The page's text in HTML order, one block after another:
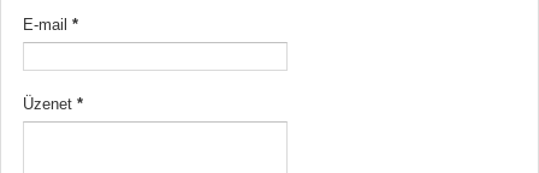
E-mail *
Üzenet *